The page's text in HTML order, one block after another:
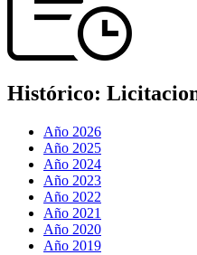
Histórico:
Año 2026
Año 2025
Año 2024
Año 2023
Año 2022
Año 2021
Año 2020
Año 2019